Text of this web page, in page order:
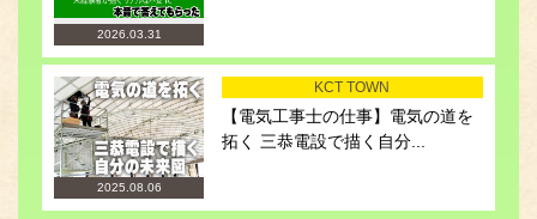
2026.03.31
2025.08.06
KCT TOWN
【電気工事士の仕事】電気の道を
拓く 三恭電設で描く自分...